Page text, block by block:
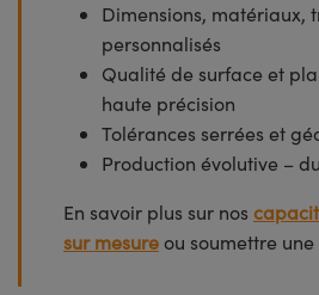
Dimensions, matériaux,
personnalisés
Qualité de surface et
haute précision
Tolérances serrées et
Production évolutive –
En savoir plus sur nos
sur mesure ou soumettre